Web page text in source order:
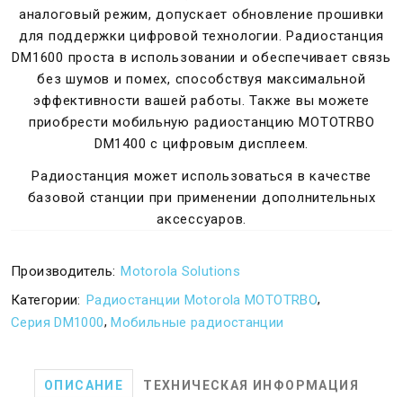
аналоговый режим, допускает обновление прошивки
для поддержки цифровой технологии. Радиостанция
DM1600 проста в использовании и обеспечивает связь
без шумов и помех, способствуя максимальной
эффективности вашей работы. Также вы можете
приобрести мобильную радиостанцию MOTOTRBO
DM1400 с цифровым дисплеем.
Радиостанция может использоваться в качестве
базовой станции при применении дополнительных
аксессуаров.
Производитель: Motorola Solutions
Категории: Радиостанции Motorola MOTOTRBO,
Серия DM1000,Мобильные радиостанции
ОПИСАНИЕ
ТЕХНИЧЕСКАЯ ИНФОРМАЦИЯ